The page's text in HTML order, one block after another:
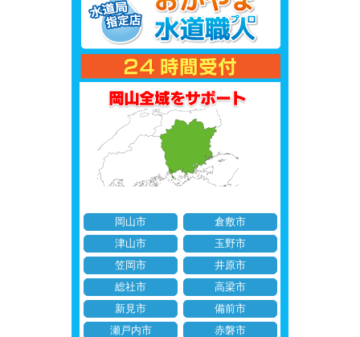
岡山市
倉敷市
津山市
玉野市
笠岡市
井原市
総社市
高梁市
新見市
備前市
瀬戸内市
赤磐市